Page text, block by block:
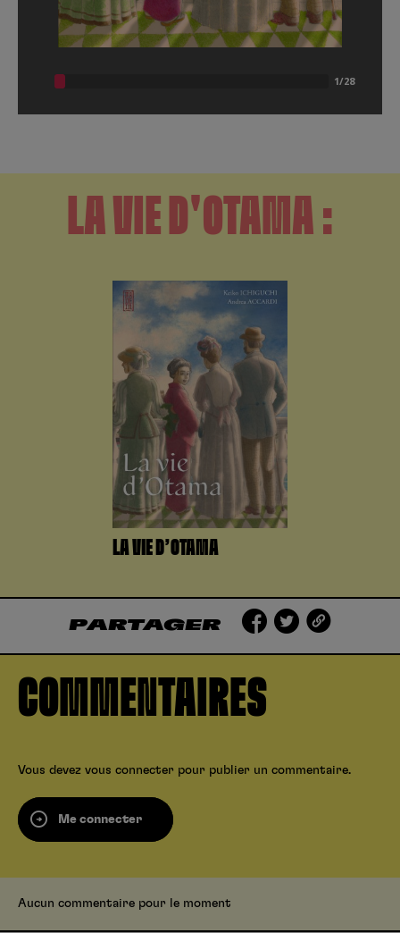
LA VIE D'OTAMA :
LA VIE D’OTAMA
PARTAGER
COMMENTAIRES
Vous devez vous connecter pour publier un commentaire.
Me connecter
Aucun commentaire pour le moment